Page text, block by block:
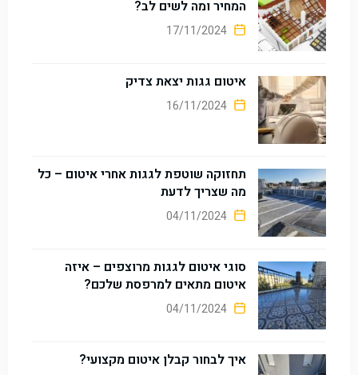
המחיר ומה לשים לב?
איטום גגות יצאת צדיק
תחזוקה שוטפת לגגות אחרי איטום – כל
מה שצריך לדעת
סוגי איטום לגגות מרוצפים – איזה
איטום מתאים למרפסת שלכם?
איך לבחור קבלן איטום מקצועי?